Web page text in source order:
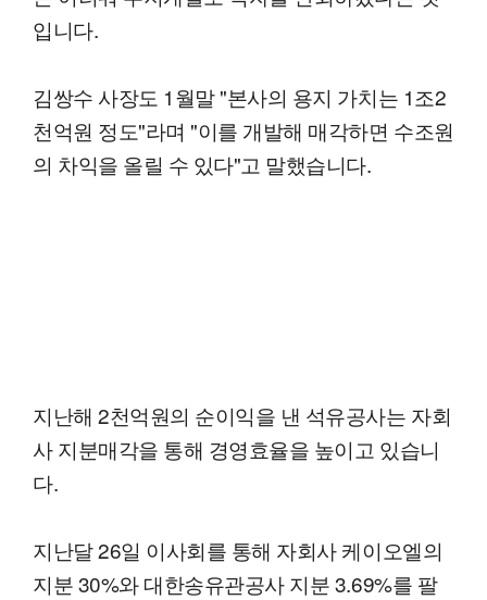
입니다.
김쌍수 사장도 1월말 "본사의 용지 가치는 1조2
천억원 정도"라며 "이를 개발해 매각하면 수조원
의 차익을 올릴 수 있다"고 말했습니다.
지난해 2천억원의 순이익을 낸 석유공사는 자회
사 지분매각을 통해 경영효율을 높이고 있습니
다.
지난달 26일 이사회를 통해 자회사 케이오엘의
지분 30%와 대한송유관공사 지분 3.69%를 팔